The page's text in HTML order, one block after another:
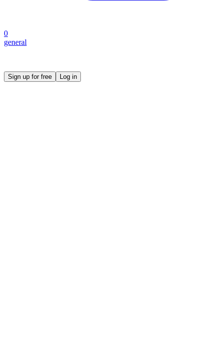
0
general
Sign up for free Log in